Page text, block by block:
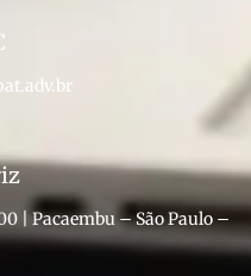
| Pacaembu – São Paulo –